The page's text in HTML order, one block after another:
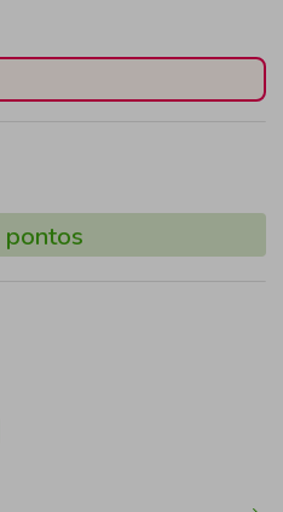
pontos